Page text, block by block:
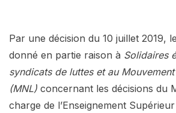
Par une décision du 10 juillet 2019,
donné en partie raison à Solidaires
syndicats de luttes et au
(MNL) concernant les décisions du
charge de l’Enseignement